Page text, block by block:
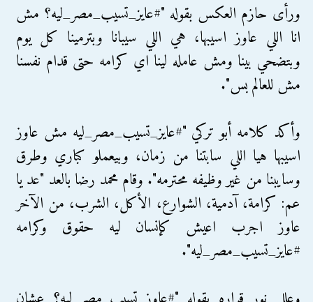
ورأى حازم العكس بقوله "‏#عايز_تسيب_مصر_ليه؟ مش
انا اللي عاوز اسيبها، هي اللي سيبانا وبترمينا كل يوم
وبتضحي بينا ومش عامله لينا اي كرامه حتى قدام نفسنا
مش للعالم بس".
وأكد كلامه أبو تركي "#عايز_تسيب_مصر_ليه مش عاوز
اسيبها هيا اللي سابتنا من زمان، وبيعملو كباري وطرق
وسايبنا من غير وظيفه محترمه". وقام محمد رضا بالعد "‏عد يا
عم: كرامة، آدمية، الشوارع، الأكل، الشرب، من الآخر
عاوز اجرب اعيش كإنسان ليه حقوق وكرامه
#عايز_تسيب_مصر_ليه".